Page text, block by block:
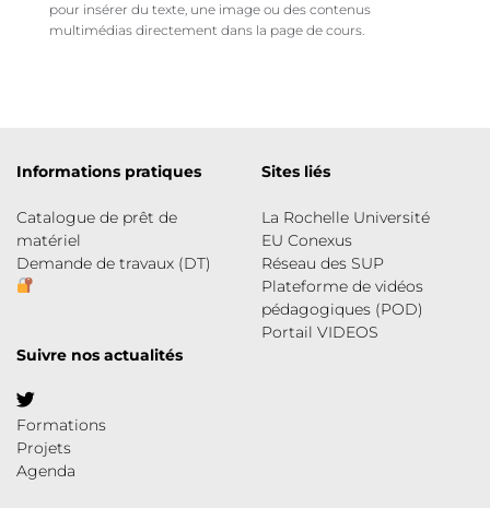
pour insérer du texte, une image ou des contenus
multimédias directement dans la page de cours.
Informations pratiques
Catalogue de prêt de
matériel
Demande de travaux (DT)
Sites liés
La Rochelle Université
EU Conexus
Réseau des SUP
Plateforme de vidéos
pédagogiques (POD)
Portail VIDEOS
Suivre nos actualités
Formations
Projets
Agenda